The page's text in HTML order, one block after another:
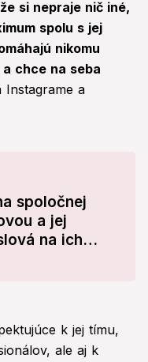
si nepraje nič iné,
spolu s jej
nikomu
chce na seba
Instagrame a
spoločnej
a jej
na ich
k jej tímu,
ale aj k